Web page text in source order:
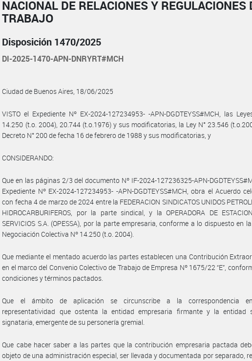
NACIONAL DE RELACIONES Y REGULACIONES
TRABAJO
Disposición 1470/2025
DI-2025-1470-APN-DNRYRT#MCH
Ciudad de Buenos Aires, 18/06/2025
VISTO el Expediente Nº EX-2024-127234953- -APN-DGDTEYSS#MCH, las
14.250 (t.o. 2004), 20.744 (t.o.1976) y sus modificatorias, la Ley N° 23.546
Decreto N° 200 de fecha 16 de febrero de 1988 y sus modificatorias, y
CONSIDERANDO:
Que en las páginas 2/3 del documento Nº IF-2024-127236325-APN-
Expediente Nº EX-2024-127234953- -APN-DGDTEYSS#MCH, obra el Acuerdo
con fecha 4 de marzo de 2024 entre la FEDERACION SINDICATOS UNIDOS
HIDROCARBURIFEROS, por la parte sindical, y la OPERADORA DE
SERVICIOS S.A. (OPESSA), por la parte empresaria, conforme a lo dispuesto en
Negociación Colectiva Nº 14.250 (t.o. 2004).
Que mediante el mentado acuerdo las partes establecen una Contribución
en el marco del Convenio Colectivo de Trabajo de Empresa Nº 1675/22 “E”,
condiciones y términos pactados.
Que el ámbito de aplicación se circunscribe a la correspondencia
representatividad que ostenta la entidad empresaria firmante y la entidad
signataria, emergente de su personería gremial.
Que cabe hacer saber a las partes que la contribución empresaria pactada
objeto de una administración especial, ser llevada y documentada por separado,